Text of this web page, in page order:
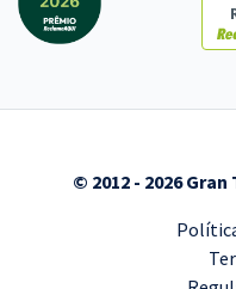
© 2012 - 2026